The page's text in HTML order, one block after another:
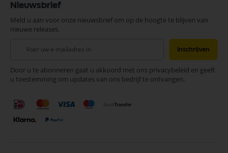
Nieuwsbrief
Meld u aan voor onze nieuwsbrief om op de hoogte te blijven van
nieuwe releases.
onze
nieuwsbrief
Inschrijven
Door u te abonneren gaat u akkoord met ons privacybeleid en geeft
u toestemming om updates van ons bedrijf te ontvangen.